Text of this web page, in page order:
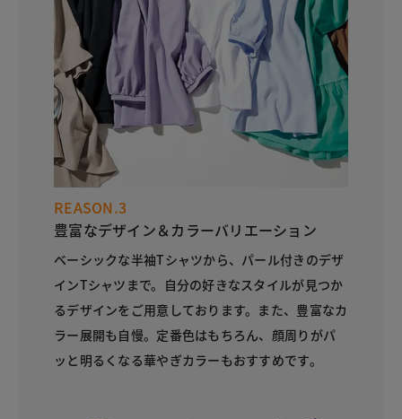
REASON.3
豊富なデザイン＆カラーバリエーション
ベーシックな半袖Tシャツから、パール付きのデザ
インTシャツまで。自分の好きなスタイルが見つか
るデザインをご用意しております。また、豊富なカ
ラー展開も自慢。定番色はもちろん、顔周りがパ
ッと明るくなる華やぎカラーもおすすめです。